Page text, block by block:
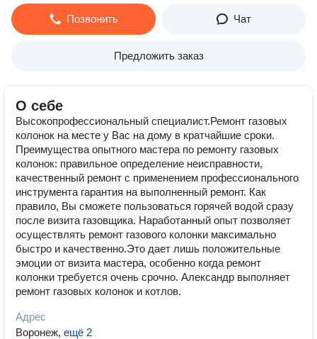
Позвонить Чат
Предложить заказ
О себе
Высокопрофессиональный специалист.Ремонт газовых
колонок на месте у Вас на дому в кратчайшие сроки.
Преимущества опытного мастера по ремонту газовых
колонок: правильное определение неисправности,
качественный ремонт с применением профессионального
инструмента гарантия на выполненный ремонт. Как
правило, Вы сможете пользоваться горячей водой сразу
после визита газовщика. Наработанный опыт позволяет
осуществлять ремонт газового колонки максимально
быстро и качественно.Это дает лишь положительные
эмоции от визита мастера, особенно когда ремонт
колонки требуется очень срочно. Александр выполняет
ремонт газовых колонок и котлов.
Адрес
Воронеж, ещё 2